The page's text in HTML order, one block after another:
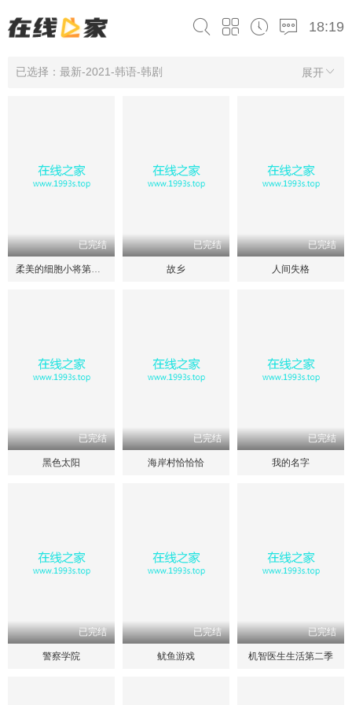
18:19
展开
已选择：最新-2021-韩语-韩剧
已完结
柔美的细胞小将第一季
已完结
故乡
已完结
人间失格
已完结
黑色太阳
已完结
海岸村恰恰恰
已完结
我的名字
已完结
警察学院
已完结
鱿鱼游戏
已完结
机智医生生活第二季